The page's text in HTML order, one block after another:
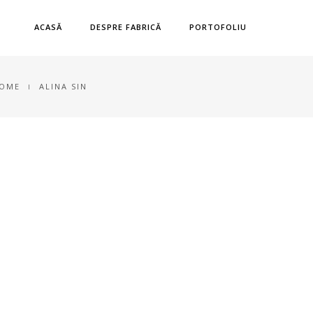
ACASĂ DESPRE FABRICĂ PORTOFOLIU
ALINA SIN